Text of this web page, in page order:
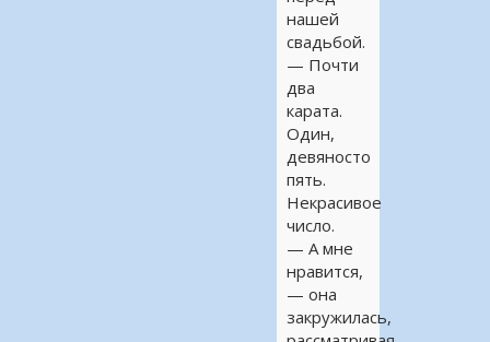
нашей
свадьбой.
— Почти
два
карата.
Один,
девяносто
пять.
Некрасивое
число.
— А мне
нравится,
— она
закружилась,